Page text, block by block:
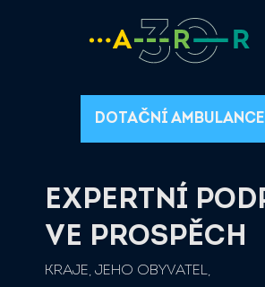
DOTAČNÍ AMBULANCE
EXPERTNÍ
VE PROSPĚCH
KRAJE, JEHO OBYVATEL,